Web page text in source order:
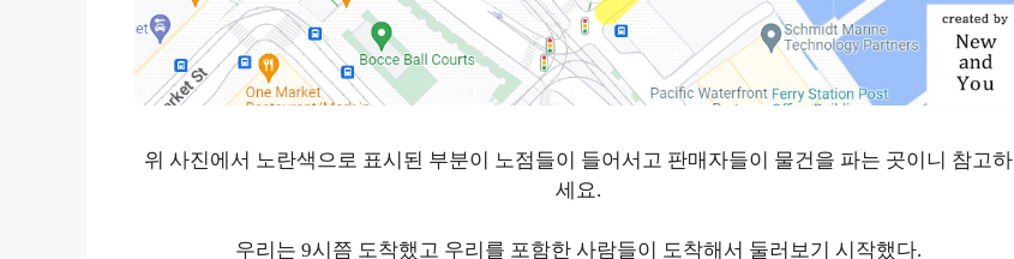
위 사진에서 노란색으로 표시된 부분이 노점들이 들어서고 판매자들이 물건을 파는 곳이니 참고하
세요.
우리는 9시쯤 도착했고 우리를 포함한 사람들이 도착해서 둘러보기 시작했다.